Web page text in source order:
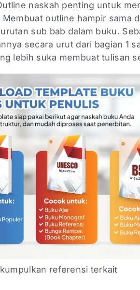
naskah penting untuk
outline hampir sama
sub bab dalam buku.
secara urut dari bagian 1
lebih suka membuat tulisan
referensi terkait